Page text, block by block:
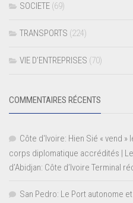
SOCIETE (69)
TRANSPORTS (224)
VIE D’ENTREPRISES (70)
COMMENTAIRES RÉCENTS
Côte d'Ivoire: Hien Sié « vend
corps diplomatique accrédités |
d’Abidjan: Côte d’Ivoire Terminal
San Pedro: Le Port autonome